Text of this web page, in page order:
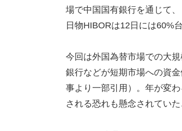
場で中国国有銀行を通じて
日物HIBORは12日には60%
今回は外国為替市場での大
銀行などが短期市場への資
事より一部引用）。年が変
される恐れも懸念されてい